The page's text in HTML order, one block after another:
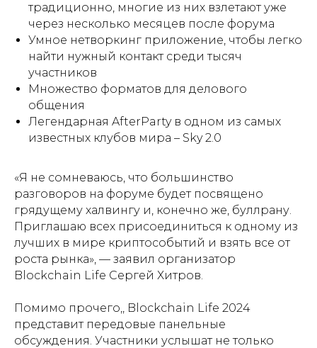
традиционно, многие из них взлетают уже
через несколько месяцев после форума
Умное нетворкинг приложение, чтобы легко
найти нужный контакт среди тысяч
участников
Множество форматов для делового
общения
Легендарная AfterParty в одном из самых
известных клубов мира – Sky 2.0
«Я не сомневаюсь, что большинство
разговоров на форуме будет посвящено
грядущему халвингу и, конечно же, буллрану.
Приглашаю всех присоединиться к одному из
лучших в мире криптособытий и взять все от
роста рынка», — заявил организатор
Blockchain Life Сергей Хитров.
Помимо прочего,, Blockchain Life 2024
представит передовые панельные
обсуждения. Участники услышат не только